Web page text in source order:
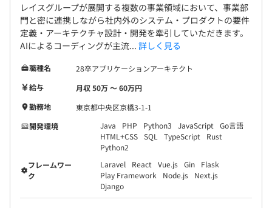
レイスグループが展開する複数の事業領域において、事業部
門と密に連携しながら社内外のシステム・プロダクトの要件
定義・アーキテクチャ設計・開発を牽引していただきます。
AIによるコーディングが主流... 詳しく見る
職種名
28卒アプリケーションアーキテクト
給与
月収 50万 〜 60万円
勤務地
東京都中央区京橋3-1-1
開発環境
Java PHP Python3 JavaScript
Go言語
HTML+CSS SQL TypeScript
Rust
Python2
フレームワー
ク
Laravel React Vue.js Gin
Flask
Play Framework
Node.js
Next.js
Django